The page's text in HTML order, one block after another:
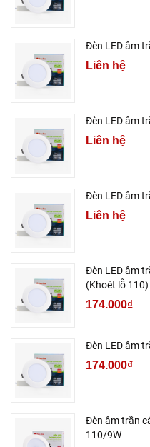
Đèn LED âm
Liên hệ
Đèn LED âm
Liên hệ
Đèn LED âm
Liên hệ
Đèn LED âm
(Khoét lỗ 110)
174.000₫
Đèn LED âm
174.000₫
Đèn âm trần
110/9W